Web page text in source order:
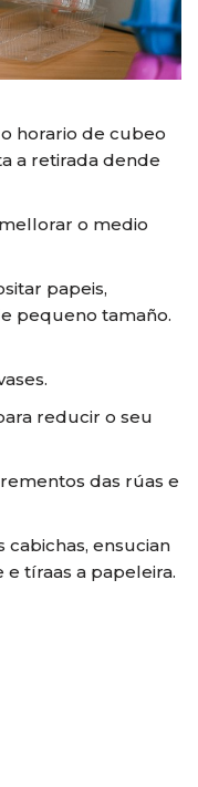
horario de cubeo
a retirada dende
o medio
papeis,
pequeno tamaño.
reducir o seu
das rúas e
ensucian
tíraas a papeleira.